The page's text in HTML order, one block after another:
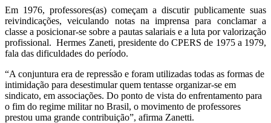
Em 1976, professores(as) começam a discutir publicamente suas
reivindicações, veiculando notas na imprensa para conclamar a
classe a posicionar-se sobre a pautas salariais e a luta por valorização
profissional. Hermes Zaneti, presidente do CPERS de 1975 a 1979,
fala das dificuldades do período.
“A conjuntura era de repressão e foram utilizadas todas as formas de
intimidação para desestimular quem tentasse organizar-se em
sindicato, em associações. Do ponto de vista do enfrentamento para
o fim do regime militar no Brasil, o movimento de professores
prestou uma grande contribuição”, afirma Zanetti.